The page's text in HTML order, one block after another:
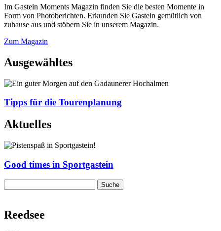
Im Gastein Moments Magazin finden Sie die besten Momente in
Form von Photoberichten. Erkunden Sie Gastein gemütlich von
zuhause aus und stöbern Sie in unserem Magazin.
Zum Magazin
Ausgewähltes
Tipps für die Tourenplanung
Aktuelles
Good times in Sportgastein
Reedsee